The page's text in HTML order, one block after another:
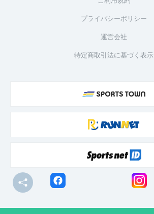
プライバシーポリシー
運営会社
特定商取引法に基づく表示